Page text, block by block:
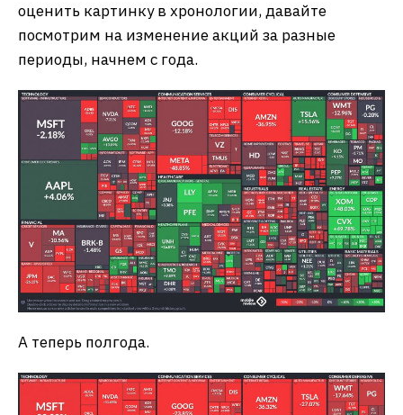
оценить картинку в хронологии, давайте
посмотрим на изменение акций за разные
периоды, начнем с года.
А теперь полгода.